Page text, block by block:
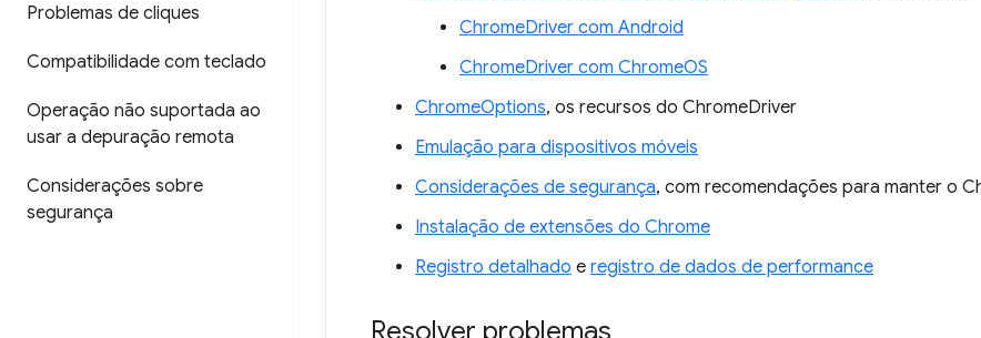
Problemas de cliques
Compatibilidade com teclado
Operação não suportada ao
usar a depuração remota
Considerações sobre
segurança
ChromeDriver com Android
ChromeDriver com ChromeOS
ChromeOptions, os recursos do ChromeDriver
Emulação para dispositivos móveis
Considerações de segurança, com recomendações para manter o
Instalação de extensões do Chrome
Registro detalhado e registro de dados de performance
Resolver problemas